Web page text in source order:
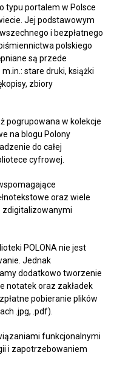
typu portalem w Polsce
Jej podstawowym
i bezpłatnego
polskiego
są przede
stare druki, książki
zbiory
pogrupowana w kolekcje
na blogu Polony
do całej
cyfrowej.
oraz wiele
zdigitalizowanymi
POLONA nie jest
Jednak
dodatkowo tworzenie
notatek oraz zakładek
pobieranie plików
.jpg, .pdf).
funkcjonalnymi
i zapotrzebowaniem